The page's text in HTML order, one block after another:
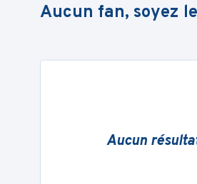
Aucun fan, soyez
Aucun